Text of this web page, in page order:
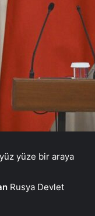
yüze bir araya
Rusya Devlet